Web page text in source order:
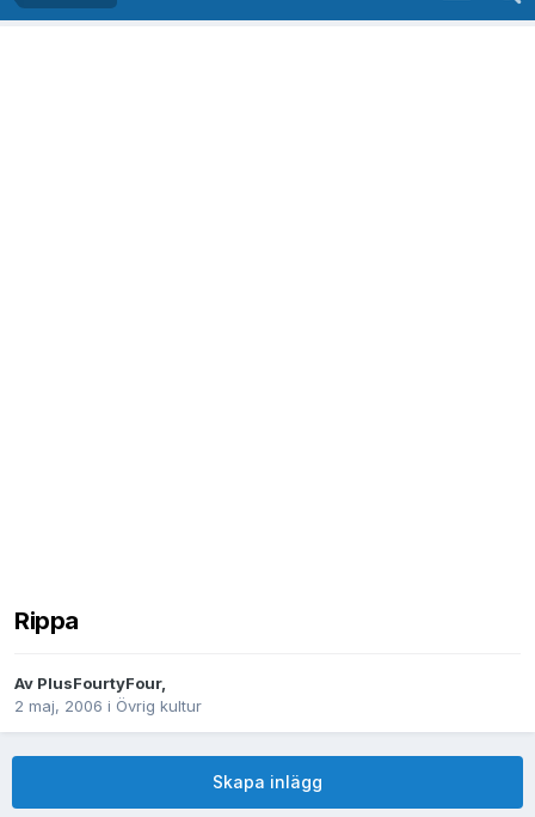
Rippa
Av PlusFourtyFour,
2 maj, 2006 i Övrig kultur
Skapa inlägg